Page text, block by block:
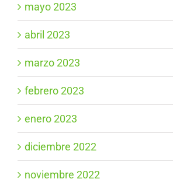
mayo 2023
abril 2023
marzo 2023
febrero 2023
enero 2023
diciembre 2022
noviembre 2022